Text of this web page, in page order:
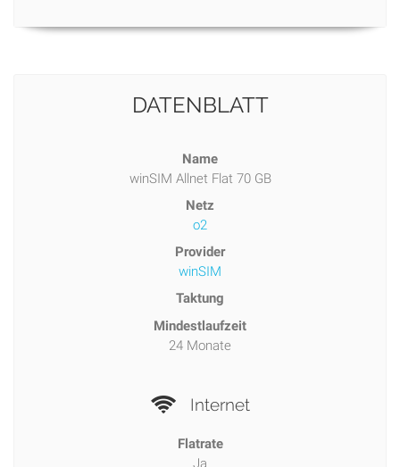
DATENBLATT
Name
winSIM Allnet Flat 70 GB
Netz
o2
Provider
winSIM
Taktung
Mindestlaufzeit
24 Monate
Internet
Flatrate
Ja